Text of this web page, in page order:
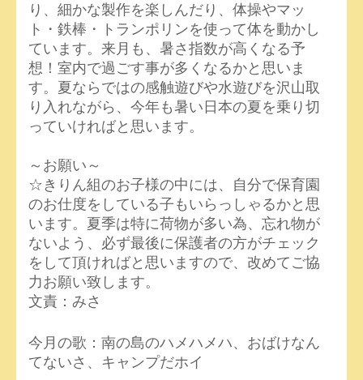
り、細かな製作を楽しんだり、体操やマッ
ト・鉄棒・トランポリンを使って体を動かし
ています。来月も、暑さ指数が高くなる予
想！室内で過ごす事が多くなるかと思いま
す。夏ならではの感触遊びや水遊びを沢山取
り入れながら、今年も暑い日本の夏を乗り切
っていければと思います。
～お願い～
☆きりん組のお子様の中には、自分で保育園
のお仕度をしている子もいらっしゃるかと思
います。夏季は特に荷物が多い為、忘れ物が
ないよう、必ず最後に保護者の方がチェック
をして頂ければと思いますので、改めてご協
力お願い致します。
文責：みさ
今月の歌：南の島のハメハメハ、おばけなん
てないさ、キャンプだホイ